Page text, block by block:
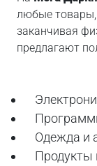
любые товары,
заканчивая
предлагают
Одежда и
Продукты